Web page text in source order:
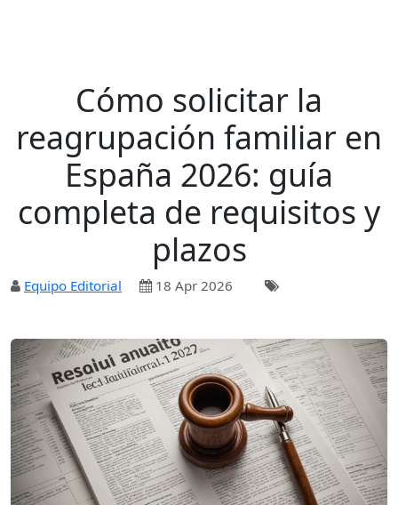
Cómo solicitar la
reagrupación familiar en
España 2026: guía
completa de requisitos y
plazos
Equipo Editorial 18 Apr 2026